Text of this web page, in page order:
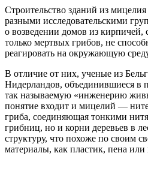
Строительство зданий из
разными исследовательскими
о возведении домов из
только мертвых грибов, не
реагировать на окружающую
В отличие от них, ученые из
Нидерландов, объединившиеся в
так называемую «инженерию
понятие входит и мицелий —
гриба, соединяющая тонкими
грибниц, но и корни деревьев в
структуру, что похоже по своим
материалы, как пластик, пена или